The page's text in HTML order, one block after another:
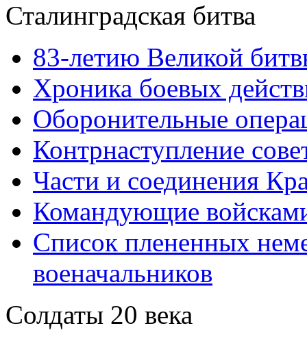
Сталинградская битва
83-летию Великой
Хроника боевых
Оборонительные
Контрнаступление
Части и соединения
Командующие
Список плененных
военачальников
Солдаты 20 века